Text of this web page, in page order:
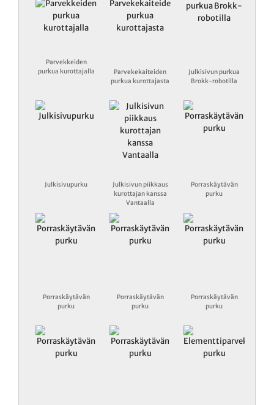
Parvekkeiden
purkua kurottajalla
Parvekekaiteiden
purkua kurottajasta
Julkisivun purkua
Brokk-robotilla
Julkisivupurku
Julkisivun piikkaus
kurottajan kanssa
Vantaalla
Porraskäytävän
purku
Porraskäytävän
purku
Porraskäytävän
purku
Porraskäytävän
purku